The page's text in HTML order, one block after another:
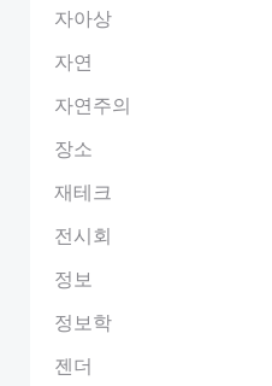
자아상
자연
자연주의
장소
재테크
전시회
정보
정보학
젠더